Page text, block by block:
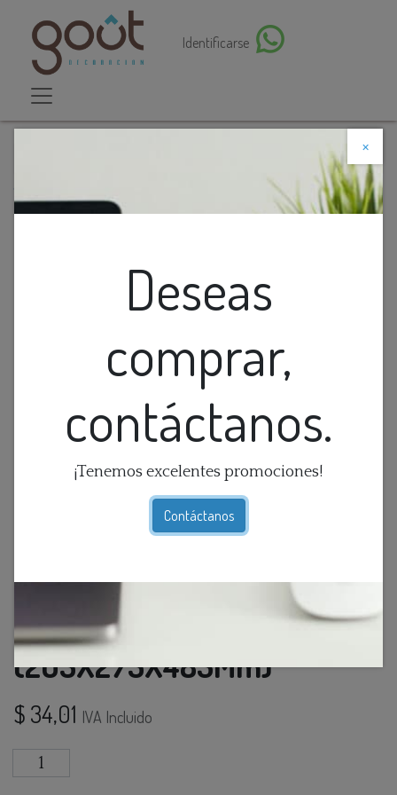
Identificarse
×
Deseas
comprar,
contáctanos.
¡Tenemos excelentes promociones!
Contáctanos
Descuento web
Farol Pared 1L E27 Beirut (205X275X483Mm)
Farol Pared 1L E27 Beirut
(205X275X483Mm)
$ 34,01 IVA Incluido